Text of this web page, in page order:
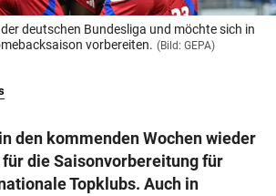
deutschen Bundesliga und möchte sich in
vorbereiten. (Bild: GEPA)
den kommenden Wochen wieder
die Saisonvorbereitung für
Topklubs. Auch in